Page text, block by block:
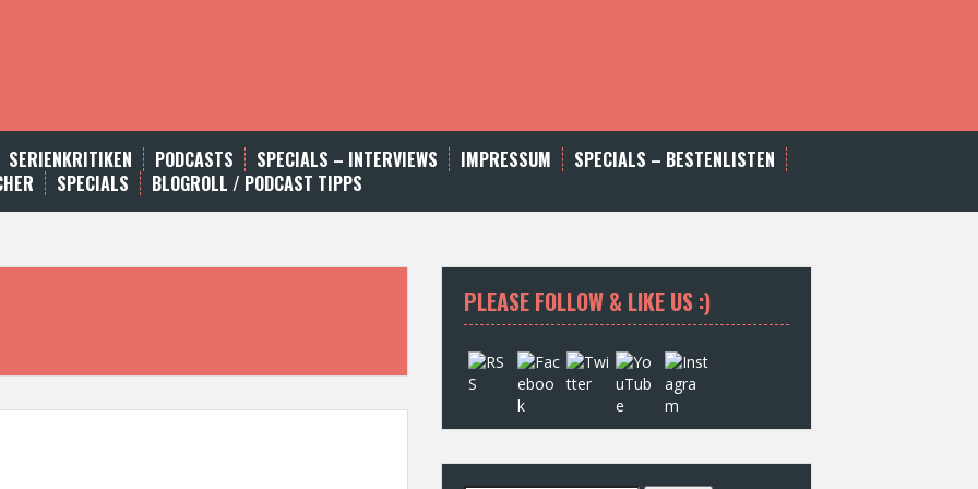
SERIENKRITIKEN PODCASTS SPECIALS – INTERVIEWS IMPRESSUM
SPECIALS – BESTENLISTEN
SPECIALS BLOGROLL / PODCAST TIPPS
PLEASE FOLLOW & LIKE US :)